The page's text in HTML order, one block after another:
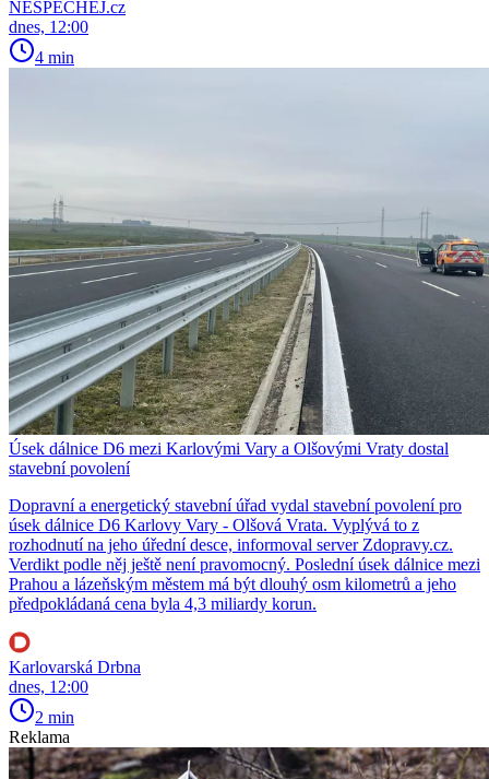
NESPECHEJ.cz
dnes, 12:00
4 min
Úsek dálnice D6 mezi Karlovými Vary a Olšovými Vraty dostal
stavební povolení
Dopravní a energetický stavební úřad vydal stavební povolení pro
úsek dálnice D6 Karlovy Vary - Olšová Vrata. Vyplývá to z
rozhodnutí na jeho úřední desce, informoval server Zdopravy.cz.
Verdikt podle něj ještě není pravomocný. Poslední úsek dálnice mezi
Prahou a lázeňským městem má být dlouhý osm kilometrů a jeho
předpokládaná cena byla 4,3 miliardy korun.
Karlovarská Drbna
dnes, 12:00
2 min
Reklama